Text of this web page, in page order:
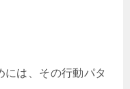
には、その行動パタ